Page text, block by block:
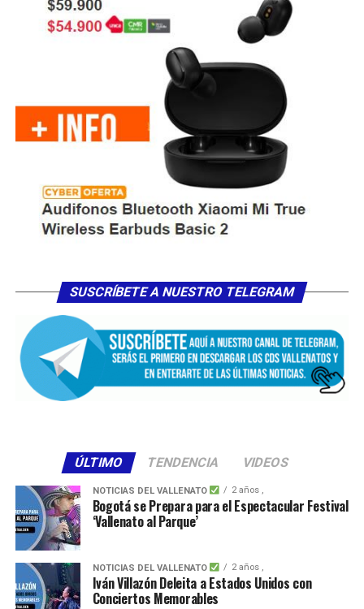
SUSCRÍBETE A NUESTRO TELEGRAM
ÚLTIMO TENDENCIA VIDEOS
NOTICIAS DEL VALLENATO 2 años ,
Bogotá se Prepara para el Espectacular Festival
‘Vallenato al Parque’
NOTICIAS DEL VALLENATO 2 años ,
Iván Villazón Deleita a Estados Unidos con
Conciertos Memorables